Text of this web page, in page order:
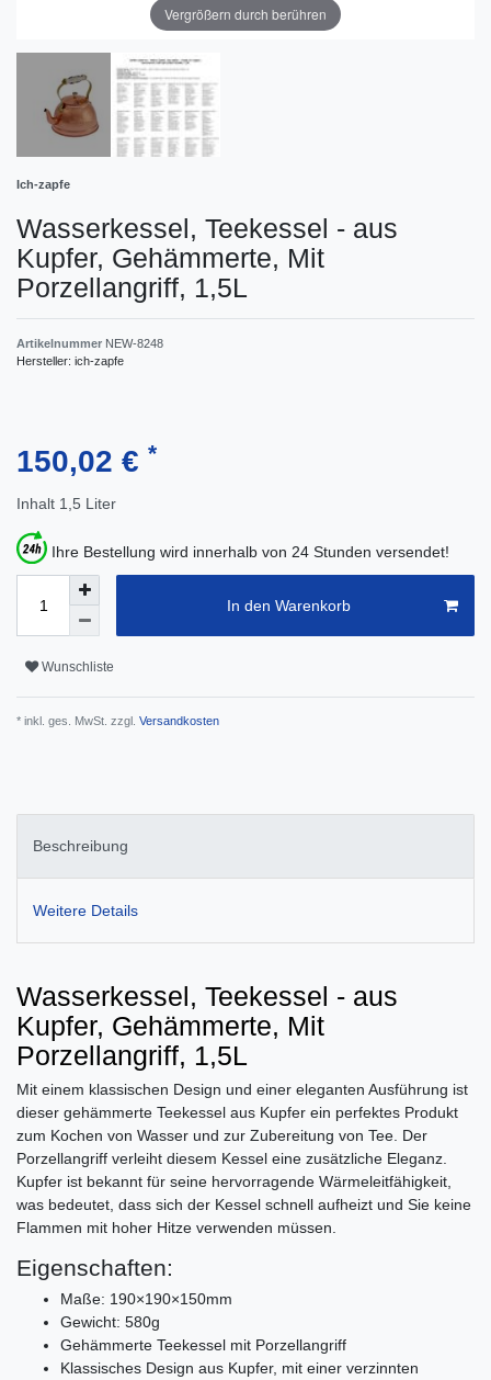
Vergrößern durch berühren
Ich-zapfe
Wasserkessel, Teekessel - aus
Kupfer, Gehämmerte, Mit
Porzellangriff, 1,5L
Artikelnummer NEW-8248
Hersteller: ich-zapfe
150,02 € *
Inhalt 1,5 Liter
Ihre Bestellung wird innerhalb von 24 Stunden versendet!
In den Warenkorb
Wunschliste
* inkl. ges. MwSt. zzgl. Versandkosten
Beschreibung
Weitere Details
Wasserkessel, Teekessel - aus
Kupfer, Gehämmerte, Mit
Porzellangriff, 1,5L
Mit einem klassischen Design und einer eleganten Ausführung ist
dieser gehämmerte Teekessel aus Kupfer ein perfektes Produkt
zum Kochen von Wasser und zur Zubereitung von Tee. Der
Porzellangriff verleiht diesem Kessel eine zusätzliche Eleganz.
Kupfer ist bekannt für seine hervorragende Wärmeleitfähigkeit,
was bedeutet, dass sich der Kessel schnell aufheizt und Sie keine
Flammen mit hoher Hitze verwenden müssen.
Eigenschaften:
Maße: 190×190×150mm
Gewicht: 580g
Gehämmerte Teekessel mit Porzellangriff
Klassisches Design aus Kupfer, mit einer verzinnten